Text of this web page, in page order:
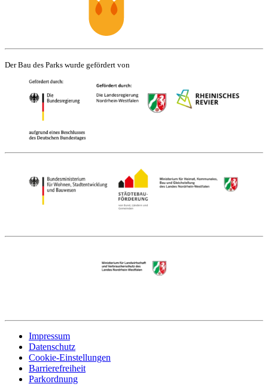
Der Bau des Parks wurde gefördert von
Impressum
Datenschutz
Cookie-Einstellungen
Barrierefreiheit
Parkordnung